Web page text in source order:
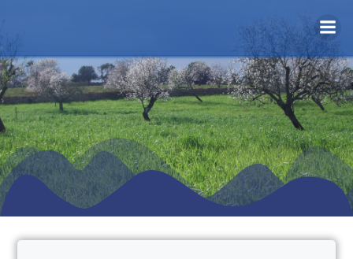
springen